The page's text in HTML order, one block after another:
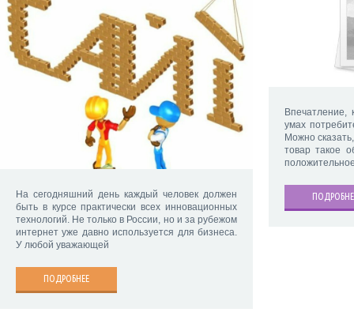
На сегодняшний день каждый человек должен
быть в курсе практически всех инновационных
технологий. Не только в России, но и за рубежом
интернет уже давно используется для бизнеса.
У любой уважающей
ПОДРОБНЕЕ
Впечатление,
умах
Можно
товар такое